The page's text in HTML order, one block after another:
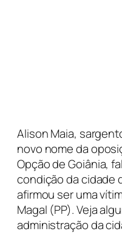
Alison Maia,
novo nome da
Opção de Goiânia,
condição da cidade
afirmou ser uma
Magal (PP). Veja
administração da